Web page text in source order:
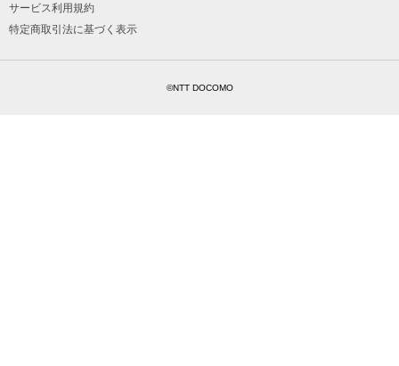
サービス利用規約
特定商取引法に基づく表示
©NTT DOCOMO